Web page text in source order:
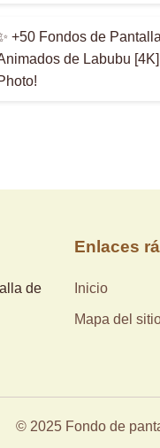
+50 Fondos de Pantalla
de Labubu [4K]
de
Enlaces
Inicio
Mapa del
© 2025 Fondo de